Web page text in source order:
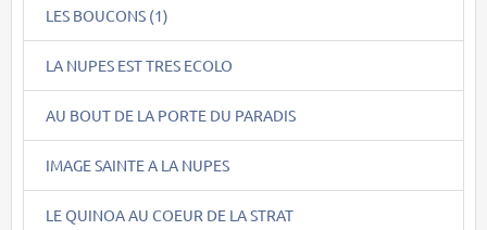
LES BOUCONS (1)
LA NUPES EST TRES ECOLO
AU BOUT DE LA PORTE DU PARADIS
IMAGE SAINTE A LA NUPES
LE QUINOA AU COEUR DE LA STRAT